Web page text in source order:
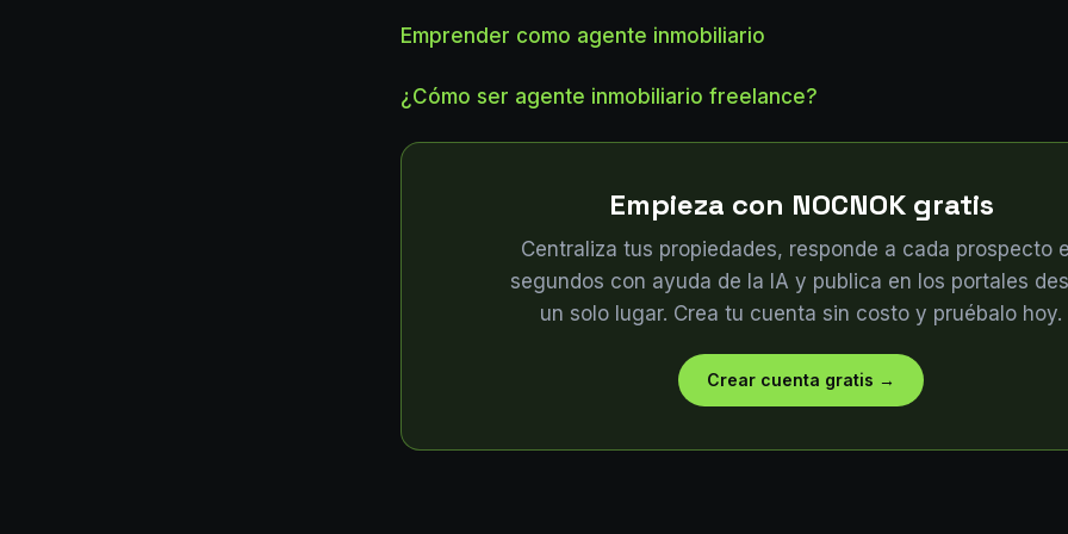
Emprender como agente inmobiliario
¿Cómo ser agente inmobiliario freelance?
Empieza con NOCNOK gratis
Centraliza tus propiedades, responde a cada prospecto
segundos con ayuda de la IA y publica en los portales
un solo lugar. Crea tu cuenta sin costo y pruébalo hoy.
Crear cuenta gratis →